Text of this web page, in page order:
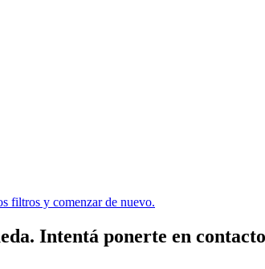
filtros y comenzar de nuevo.
Intentá ponerte en